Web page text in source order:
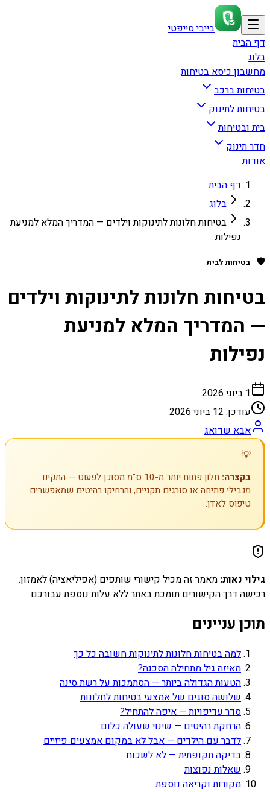
בייבי סייפטי
דף הבית
בלוג
מחשבון כיסא בטיחות
בטיחות ברכב
בטיחות לתינוק
בית ובטיחות
חדר תינוק
אודות
דף הבית
בלוג
בטיחות חלונות לתינוקות וילדים — המדריך המלא למניעת
נפילות
🛡️
בטיחות לבית
בטיחות חלונות לתינוקות וילדים
— המדריך המלא למניעת
נפילות
1 ביוני 2026
עודכן: 12 ביוני 2026
אבא שדואג
💡
בקצרה:
חלון פתוח יותר מ-10 ס"מ מסוכן לפעוט — התקינו
מגבילי פתיחה או סורגים תקניים, והרחיקו רהיטים שמאפשרים
טיפוס לאדן.
גילוי נאות: מאמר זה מכיל קישורי שותפים (אפיליאציה) לאמזון.
רכישה דרך הקישורים תומכת באתר ללא עלות נוספת עבורכם.
תוכן עניינים
למה בטיחות חלונות לתינוקות חשובה כל כך
מאיזה גיל מתחילה הסכנה?
הטעות הגדולה ביותר — הסתמכות על רשת סינה
שלושה סוגים של אמצעי בטיחות לחלונות
סדר עדיפויות — איפה להתחיל?
הרחקת רהיטים — שינוי שעולה כלום
לדבר עם הילדים — אבל לא במקום אמצעים פיזיים
בדיקה תקופתית — לא לשכוח
שאלות נפוצות
מקורות וקריאה נוספת